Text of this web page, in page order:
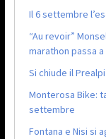
Il 6 settembre
“Au revoir”
marathon passa a
Si chiude il
Monterosa Bike:
settembre
Fontana e Nisi si